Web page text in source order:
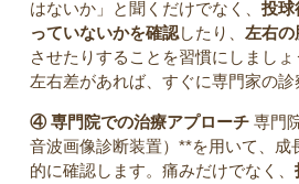
はないか」と聞くだけでなく、 投球
っていないかを確認したり、 左右の
させたりすることを習慣にしまし
左右差があれば、すぐに専門家の診
④ 専門院での治療アプローチ 専門
音波画像診断装置）**を用いて、成
的に確認します。痛みだけでなく、